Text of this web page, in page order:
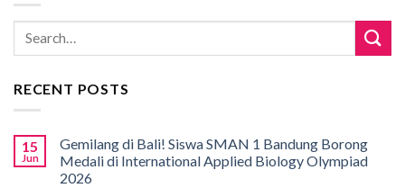
RECENT POSTS
15
Jun
Gemilang di Bali! Siswa SMAN 1 Bandung Borong
Medali di International Applied Biology Olympiad
2026